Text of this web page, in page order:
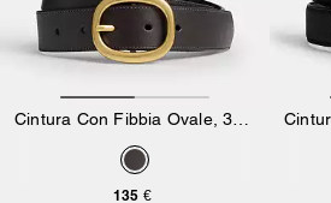
Cintura Con Fibbia Ovale, 32 Mm
135 €